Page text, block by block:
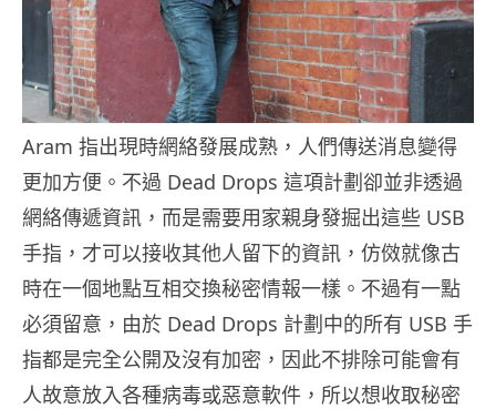
Aram 指出現時網絡發展成熟，人們傳送消息變得
更加方便。不過 Dead Drops 這項計劃卻並非透過
網絡傳遞資訊，而是需要用家親身發掘出這些 USB
手指，才可以接收其他人留下的資訊，仿傚就像古
時在一個地點互相交換秘密情報一樣。不過有一點
必須留意，由於 Dead Drops 計劃中的所有 USB 手
指都是完全公開及沒有加密，因此不排除可能會有
人故意放入各種病毒或惡意軟件，所以想收取秘密